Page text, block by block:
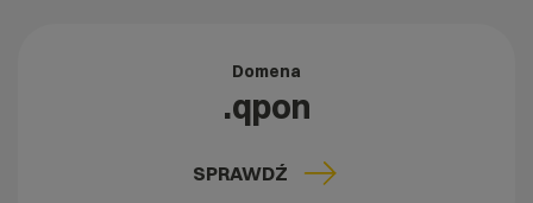
Domena
.qpon
SPRAWDŹ